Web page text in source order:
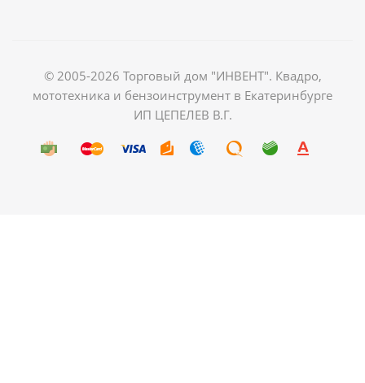
© 2005-2026 Торговый дом "ИНВЕНТ". Квадро,
мототехника и бензоинструмент в Екатеринбурге
ИП ЦЕПЕЛЕВ В.Г.